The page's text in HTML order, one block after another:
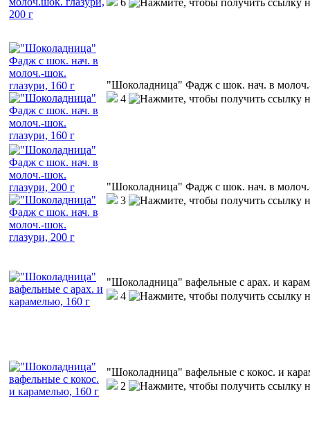
"Шоколадница" Фадж с шок. нач. в
4
"Шоколадница" Фадж с шок. нач. в
3
"Шоколадница" вафельные с арах. и
4
"Шоколадница" вафельные с кокос. и
2